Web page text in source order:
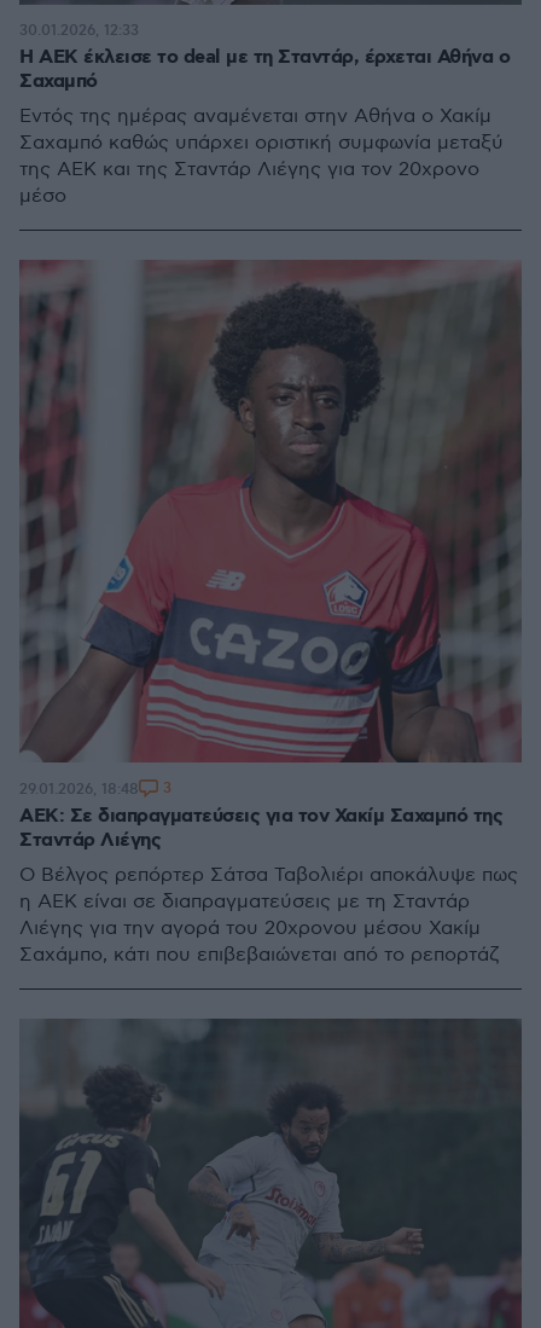
Η ΑΕΚ έκλεισε το deal με τη Σταντάρ, έρχεται Αθήνα ο
Σαχαμπό
Εντός της ημέρας αναμένεται στην Αθήνα ο Χακίμ
Σαχαμπό καθώς υπάρχει οριστική συμφωνία μεταξύ
της ΑΕΚ και της Σταντάρ Λιέγης για τον 20χρονο
μέσο
30.01.2026, 12:33
ΑΕΚ: Σε διαπραγματεύσεις για τον Χακίμ Σαχαμπό της
Σταντάρ Λιέγης
Ο Βέλγος ρεπόρτερ Σάτσα Ταβολιέρι αποκάλυψε πως
η ΑΕΚ είναι σε διαπραγματεύσεις με τη Σταντάρ
Λιέγης για την αγορά του 20χρονου μέσου Χακίμ
Σαχάμπο, κάτι που επιβεβαιώνεται από το ρεπορτάζ
29.01.2026, 18:48 3